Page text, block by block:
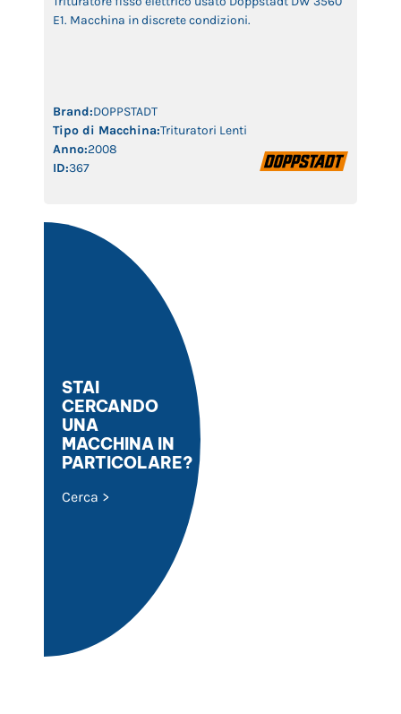
E1. Macchina in discrete condizioni.
Brand:DOPPSTADT
Tipo di Macchina:Trituratori Lenti
Anno:2008
ID:367
STAI
CERCANDO
UNA
MACCHINA IN
PARTICOLARE?
Cerca >